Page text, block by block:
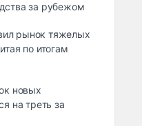
за рубежом
рынок тяжелых
по итогам
новых
на треть за